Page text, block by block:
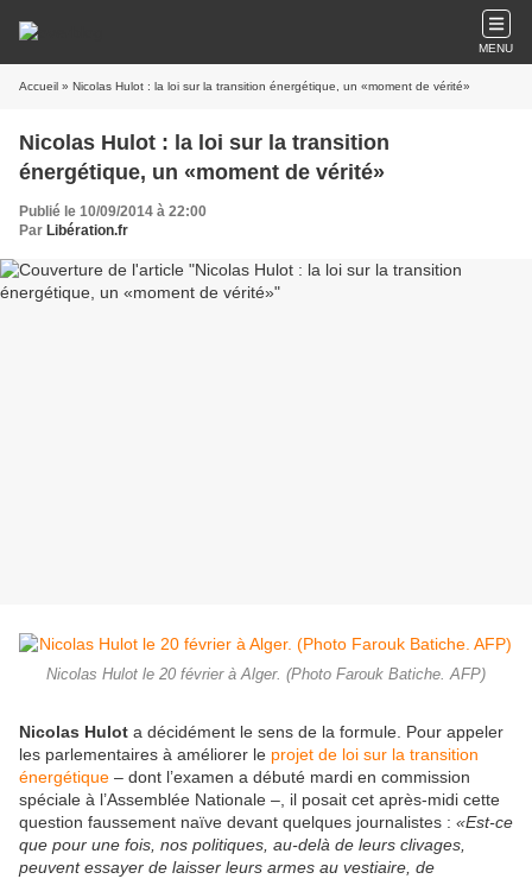
MENU
Accueil » Nicolas Hulot : la loi sur la transition énergétique, un «moment de vérité»
Nicolas Hulot : la loi sur la transition
énergétique, un «moment de vérité»
Publié le 10/09/2014 à 22:00
Par Libération.fr
Nicolas Hulot le 20 février à Alger. (Photo Farouk Batiche. AFP)
Nicolas Hulot a décidément le sens de la formule. Pour appeler
les parlementaires à améliorer le projet de loi sur la transition
énergétique – dont l’examen a débuté mardi en commission
spéciale à l’Assemblée Nationale –, il posait cet après-midi cette
question faussement naïve devant quelques journalistes : «Est-ce
que pour une fois, nos politiques, au-delà de leurs clivages,
peuvent essayer de laisser leurs armes au vestiaire, de